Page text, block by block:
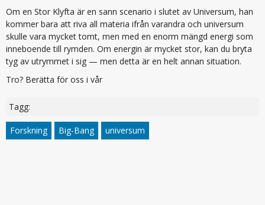
Om en Stor Klyfta är en sann scenario i slutet av Universum, han
kommer bara att riva all materia ifrån varandra och universum
skulle vara mycket tomt, men med en enorm mängd energi som
inneboende till rymden. Om energin är mycket stor, kan du bryta
tyg av utrymmet i sig — men detta är en helt annan situation.
Tro? Berätta för oss i vår
Tagg:
Forskning Big-Bang universum